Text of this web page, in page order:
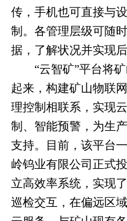
传，手机也可直接与
制。各管理层级可随
据，了解状况并实现
“云智矿”平台将矿
起来，构建矿山物联
理控制相联系，实现
制、智能预警，为生
支持。目前，该平台
岭钨业有限公司正式
立高效率系统，实现
巡检交互，在偏远区